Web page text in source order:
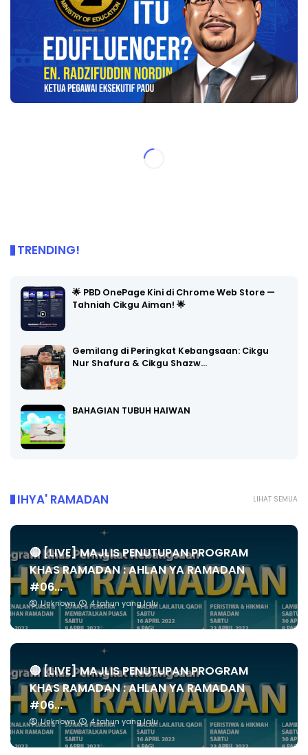
TRENDING!
🌟 PBD OnePage Kini di Chrome Web Store —
Tahniah Cikgu Aiman! 🌟
Gemilang di Peringkat Kebangsaan: Cikgu
Nur Shafura & Cikgu Shazw…
BAHAGIAN TUBUH HAIWAN
LIHAT SEMUA
IHYA' RAMADAN
🔴 [LIVE] MAJLIS PENUTUPAN PROGRAM
KHAS RAMADAN : AHLAN YA RAMADAN
#06...
Unknown 4 tahun yang lalu
🔴 [LIVE] MAJLIS PENUTUPAN PROGRAM
KHAS RAMADAN : AHLAN YA RAMADAN
#06...
Unknown 4 tahun yang lalu